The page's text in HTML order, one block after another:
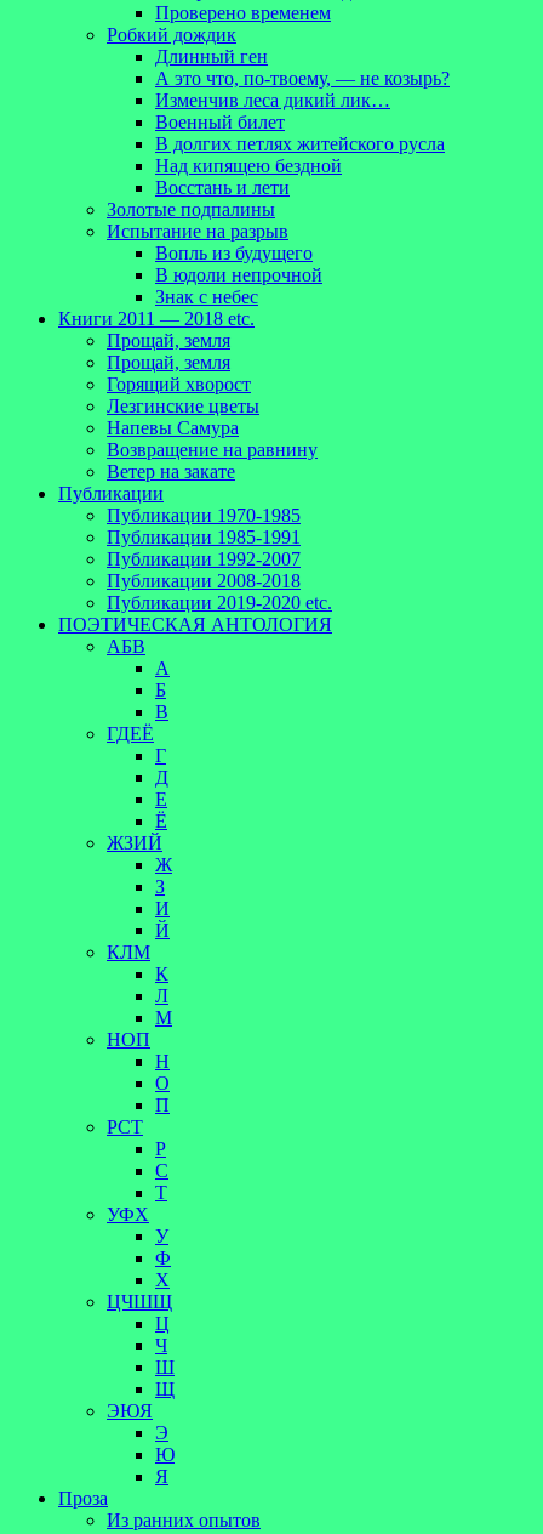
Проверено временем
Робкий дождик
Длинный ген
А это что, по-твоему, — не козырь?
Изменчив леса дикий лик…
Военный билет
В долгих петлях житейского русла
Над кипящею бездной
Восстань и лети
Золотые подпалины
Испытание на разрыв
Вопль из будущего
В юдоли непрочной
Знак с небес
Книги 2011 — 2018 etc.
Прощай, земля
Прощай, земля
Горящий хворост
Лезгинские цветы
Напевы Самура
Возвращение на равнину
Ветер на закате
Публикации
Публикации 1970-1985
Публикации 1985-1991
Публикации 1992-2007
Публикации 2008-2018
Публикации 2019-2020 etc.
ПОЭТИЧЕСКАЯ АНТОЛОГИЯ
АБВ
А
Б
В
ГДЕЁ
Г
Д
Е
Ё
ЖЗИЙ
Ж
З
И
Й
КЛМ
К
Л
М
НОП
Н
О
П
РСТ
Р
С
Т
УФХ
У
Ф
Х
ЦЧШЩ
Ц
Ч
Ш
Щ
ЭЮЯ
Э
Ю
Я
Проза
Из ранних опытов